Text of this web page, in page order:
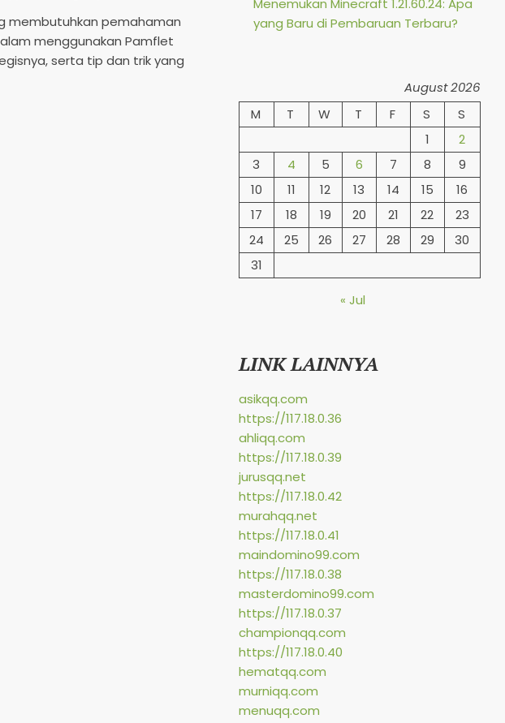
membutuhkan pemahaman
menggunakan Pamflet
serta tip dan trik yang
Menemukan Minecraft 1.21.60.24: Apa
yang Baru di Pembaruan Terbaru?
August 2026
M
T W T F S
S
1
2
3
4 5 6 7 8
9
10
11 12 13 14 15
16
17
18 19 20 21 22
23
24
25 26 27 28 29
30
31
« Jul
LINK LAINNYA
asikqq.com
https://117.18.0.36
ahliqq.com
https://117.18.0.39
jurusqq.net
https://117.18.0.42
murahqq.net
https://117.18.0.41
maindomino99.com
https://117.18.0.38
masterdomino99.com
https://117.18.0.37
championqq.com
https://117.18.0.40
hematqq.com
murniqq.com
menuqq.com